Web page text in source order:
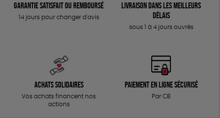
Garantie satisfait ou remboursé
14 jours pour changer d'avis
Livraison dans les meilleurs
délais
sous 1 à 4 jours ouvrés
Achats solidaires
Vos achats financent nos
actions
Paiement en ligne sécurisé
Par CB